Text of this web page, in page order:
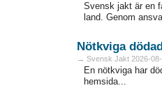
Svensk jakt är en
land. Genom
Nötkviga
→ Svensk Jakt 2026-
En nötkviga har
hemsida...